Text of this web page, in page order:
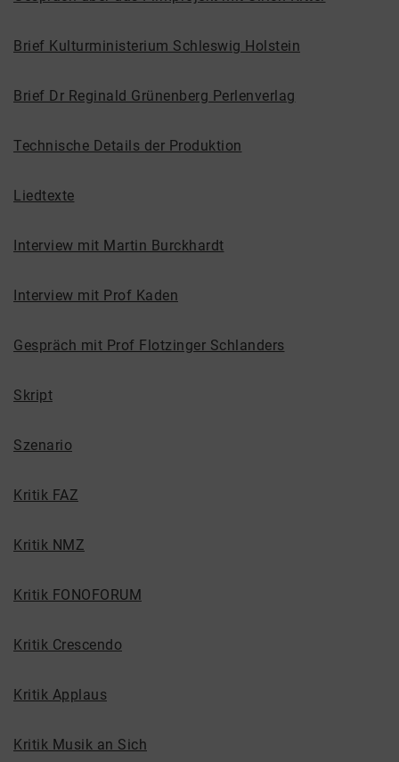
Brief Kulturministerium Schleswig Holstein
Brief Dr Reginald Grünenberg Perlenverlag
Technische Details der Produktion
Liedtexte
Interview mit Martin Burckhardt
Interview mit Prof Kaden
Gespräch mit Prof Flotzinger Schlanders
Skript
Szenario
Kritik FAZ
Kritik NMZ
Kritik FONOFORUM
Kritik Crescendo
Kritik Applaus
Kritik Musik an Sich